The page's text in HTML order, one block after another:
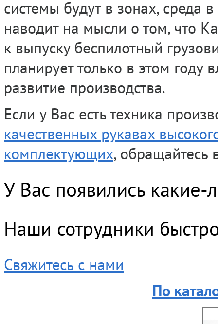
системы будут в зонах, среда
наводит на мысли о том, что
к выпуску беспилотный
планирует только в этом году
развитие производства.
Если у Вас есть техника
качественных рукавах
комплектующих,
У Вас появились какие-
Наши сотрудники
Свяжитесь с нами
По